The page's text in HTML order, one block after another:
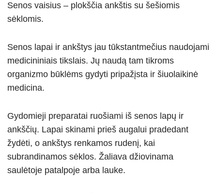
Senos vaisius – plokščia ankštis su šešiomis
sėklomis.
Senos lapai ir ankštys jau tūkstantmečius naudojami
medicininiais tikslais. Jų naudą tam tikroms
organizmo būklėms gydyti pripažįsta ir šiuolaikinė
medicina.
Gydomieji preparatai ruošiami iš senos lapų ir
ankščių. Lapai skinami prieš augalui pradedant
žydėti, o ankštys renkamos rudenį, kai
subrandinamos sėklos. Žaliava džiovinama
saulėtoje patalpoje arba lauke.